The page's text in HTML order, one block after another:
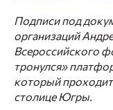
Подписи под
организаций
Всероссийского
тронулся»
который проходит
столице Югры.